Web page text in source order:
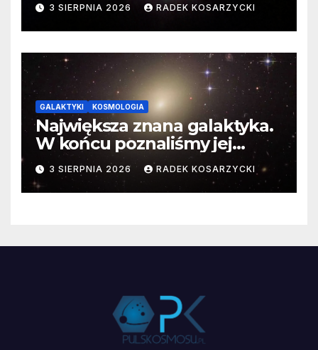
3 SIERPNIA 2026 RADEK KOSARZYCKI
GALAKTYKI KOSMOLOGIA
Największa znana galaktyka.
W końcu poznaliśmy jej
faktyczne wymiary
3 SIERPNIA 2026 RADEK KOSARZYCKI